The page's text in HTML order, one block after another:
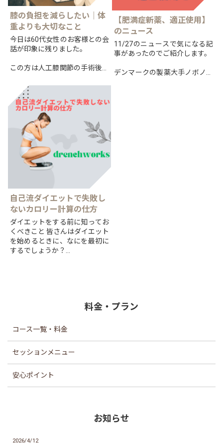
膝の負担を減らしたい｜体
重よりも大切なこと
今日は60代女性のお客様との会
話が印象に残りました。
この方は人工膝関節の手術後、
ていましたが、現在では以前と
は比べものにならないほど動け
るようになっています。
そんな...
【肥満症新薬、適正使用】
のニュース
11/27のニュースで気になる記
事があったのでご紹介します。
デンマークの製薬大手ノボノル
自己流ダイエットで失敗し
ないカロリー計算の仕方
ダイエットをする前に知ってお
くべきこと 皆さんはダイエット
を始めるときに、なにを最初に
するでしょうか？
料金・プラン
コース一覧・料金
セッションメニュー
安心ポイント
お知らせ
2026/4/12